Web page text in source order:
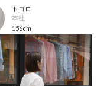
トコロ
本社
156cm